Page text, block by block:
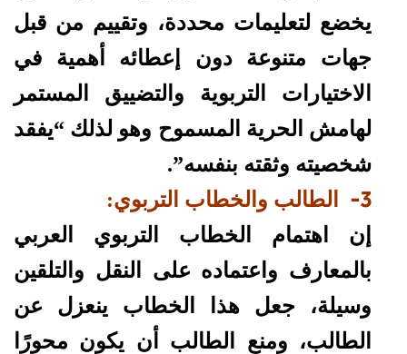
يخضع لتعليمات محددة، وتقييم من قبل
جهات متنوعة دون إعطائه أهمية في
الاختيارات التربوية والتضييق المستمر
لهامش الحرية المسموح وهو لذلك “يفقد
شخصيته وثقته بنفسه”.
3-
الطالب والخطاب التربوي:
إن اهتمام الخطاب التربوي العربي
بالمعارف واعتماده على النقل والتلقين
وسيلة، جعل هذا الخطاب ينعزل عن
الطالب، ومنع الطالب أن يكون محورًا